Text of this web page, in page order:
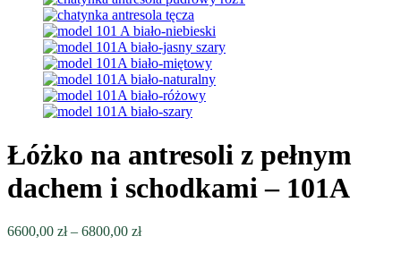
Łóżko na antresoli z pełnym
dachem i schodkami – 101A
6600,00 zł – 6800,00 złZakres